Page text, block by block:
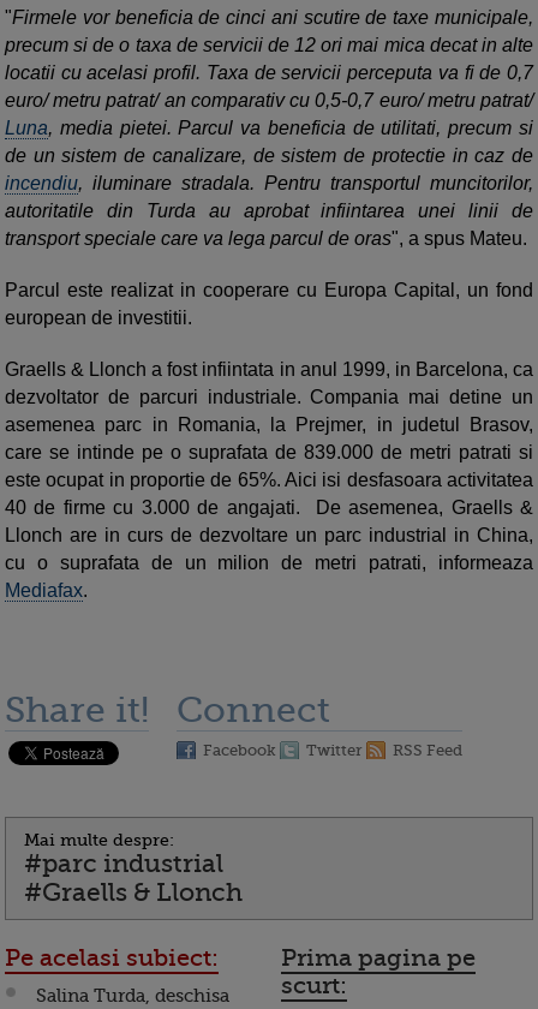
"Firmele vor beneficia de cinci ani scutire de taxe municipale,
precum si de o taxa de servicii de 12 ori mai mica decat in alte
locatii cu acelasi profil. Taxa de servicii perceputa va fi de 0,7
euro/ metru patrat/ an comparativ cu 0,5-0,7 euro/ metru patrat/
Luna, media pietei. Parcul va beneficia de utilitati, precum si
de un sistem de canalizare, de sistem de protectie in caz de
incendiu, iluminare stradala. Pentru transportul muncitorilor,
autoritatile din Turda au aprobat infiintarea unei linii de
transport speciale care va lega parcul de oras", a spus Mateu.
Parcul este realizat in cooperare cu Europa Capital, un fond
european de investitii.
Graells & Llonch a fost infiintata in anul 1999, in Barcelona, ca
dezvoltator de parcuri industriale. Compania mai detine un
asemenea parc in Romania, la Prejmer, in judetul Brasov,
care se intinde pe o suprafata de 839.000 de metri patrati si
este ocupat in proportie de 65%. Aici isi desfasoara activitatea
40 de firme cu 3.000 de angajati. De asemenea, Graells &
Llonch are in curs de dezvoltare un parc industrial in China,
cu o suprafata de un milion de metri patrati, informeaza
Mediafax.
Share it! Connect
Facebook Twitter RSS Feed
Mai multe despre:
#parc industrial
#Graells & Llonch
Pe acelasi subiect:
Salina Turda, deschisa
Prima pagina pe
scurt: